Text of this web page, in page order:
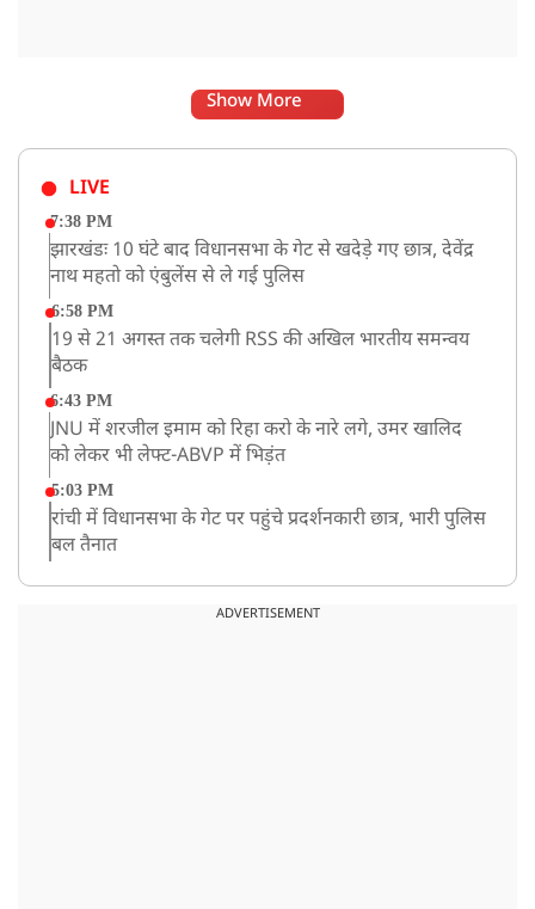
Show More
LIVE
7:38 PM
झारखंडः 10 घंटे बाद विधानसभा के गेट से खदेड़े गए छात्र, देवेंद्र
नाथ महतो को एंबुलेंस से ले गई पुलिस
6:58 PM
19 से 21 अगस्त तक चलेगी RSS की अखिल भारतीय समन्वय
बैठक
6:43 PM
JNU में शरजील इमाम को रिहा करो के नारे लगे, उमर खालिद
को लेकर भी लेफ्ट-ABVP में भिड़ंत
5:03 PM
रांची में विधानसभा के गेट पर पहुंचे प्रदर्शनकारी छात्र, भारी पुलिस
बल तैनात
BSP के नेशनल कोर्डिनेटर आकाश आनंद ने अखिलेश यादव को
ADVERTISEMENT